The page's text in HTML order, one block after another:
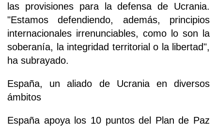
las provisiones para la defensa de Ucrania.
"Estamos defendiendo, además, principios
internacionales irrenunciables, como lo son la
soberanía, la integridad territorial o la libertad",
ha subrayado.
España, un aliado de Ucrania en diversos
ámbitos
España apoya los 10 puntos del Plan de Paz